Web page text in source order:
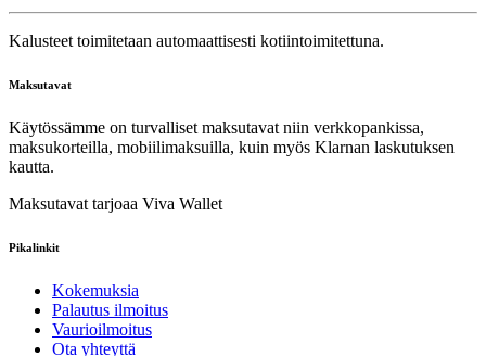
Kalusteet toimitetaan automaattisesti kotiintoimitettuna.
Maksutavat
Käytössämme on turvalliset maksutavat niin verkkopankissa,
maksukorteilla, mobiilimaksuilla, kuin myös Klarnan laskutuksen
kautta.
Maksutavat tarjoaa Viva Wallet
Pikalinkit
Kokemuksia
Palautus ilmoitus
Vaurioilmoitus
Ota yhteyttä